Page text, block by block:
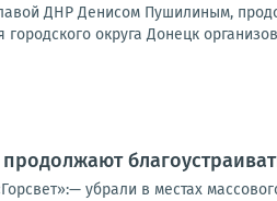
ДНР Денисом Пушилиным,
округа Донецк
убрали в местах